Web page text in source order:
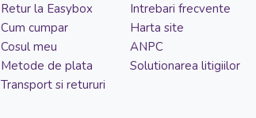
Retur la Easybox
Cum cumpar
Cosul meu
Metode de plata
Transport si retururi
Intrebari frecvente
Harta site
ANPC
Solutionarea litigiilor